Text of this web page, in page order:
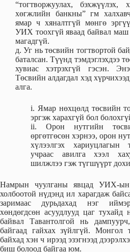
“тогтворжуулах, бэхжүүлэх,
хөгжлийн банкны” гм
ямар ч хяналтгүй мөнгө
УИХ тоохгүй яваад байвал маш
магадгүй.
д. Уг нь төсвийн тогтвортой
баталсан. Түүнд тэмдэглэхдээ
хувиас хэтрэхгүй гэсэн.
Төсвийн алдагдал хэд
алга.
i. Ямар нөхцөлд төсвийн
эргэж харахгүй бол
ii. Орон нутгийн
өргөтгөсөн хэрнээ, орон
хүлээлгэх хариуцлагын
учраас авилга хээл
шилжлээ гэж түгшүүрт
Намрын чуулганы явцад УИХ-ын
холбоотой нүдэнд ил харагдаж
заримаас дурьдахад нэг
хөндөгдсөн асуудлууд цаг тухайд
байвал Тавантолгой нь
байгаад гайхах зүйлгүй.
байхад хэн ч ирээд эзэгнээд
биш болоод байгаа юм.